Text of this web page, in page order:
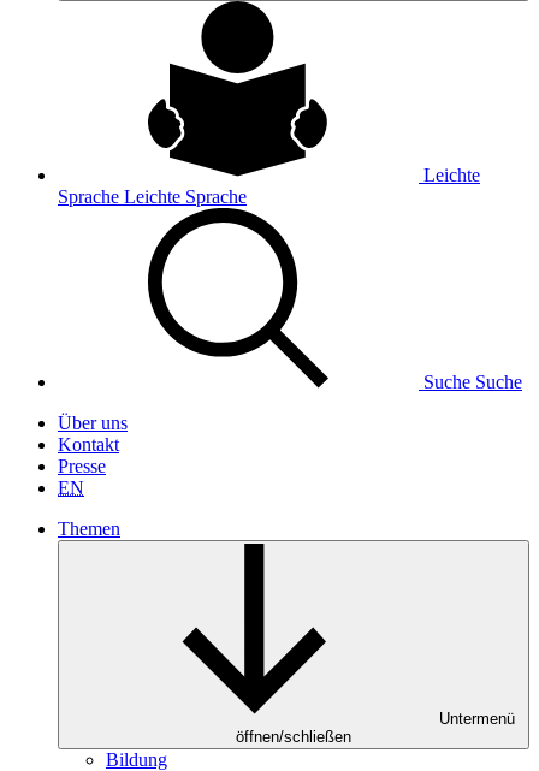
Leichte
Sprache Leichte Sprache
Suche Suche
Über uns
Kontakt
Presse
EN
Themen
Untermenü
öffnen/schließen
Bildung